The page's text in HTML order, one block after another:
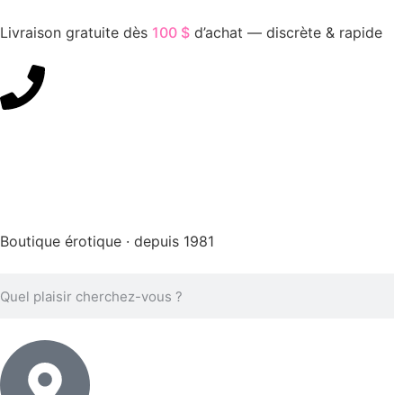
Livraison gratuite dès 100 $ d’achat — discrète & rapide
Boutique érotique · depuis 1981